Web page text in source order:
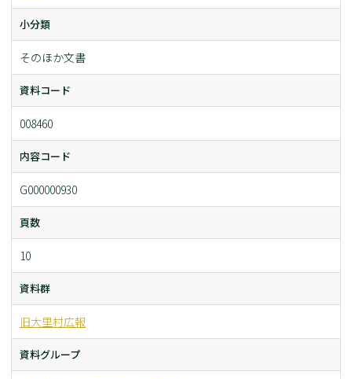
小分類
そのほか文書
資料コード
008460
内容コード
G000000930
頁数
10
資料群
旧大里村広報
資料グループ